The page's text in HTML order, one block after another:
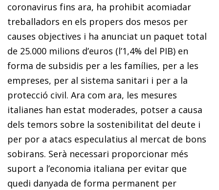
coronavirus fins ara, ha prohibit acomiadar
treballadors en els propers dos mesos per
causes objectives i ha anunciat un paquet total
de 25.000 milions d’euros (l’1,4% del PIB) en
forma de subsidis per a les famílies, per a les
empreses, per al sistema sanitari i per a la
protecció civil. Ara com ara, les mesures
italianes han estat moderades, potser a causa
dels temors sobre la sostenibilitat del deute i
per por a atacs especulatius al mercat de bons
sobirans. Serà necessari proporcionar més
suport a l’economia italiana per evitar que
quedi danyada de forma permanent per